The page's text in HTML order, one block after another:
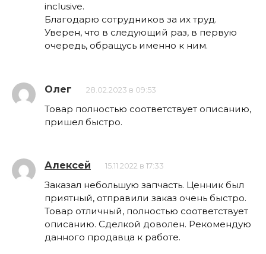
inclusive.
Благодарю сотрудников за их труд.
Уверен, что в следующий раз, в первую
очередь, обращусь именно к ним.
Олег 28.02.2023 в 09:53
Товар полностью соответствует описанию,
пришел быстро.
Алексей 15.11.2022 в 17:33
Заказал небольшую запчасть. Ценник был
приятный, отправили заказ очень быстро.
Товар отличный, полностью соответствует
описанию. Сделкой доволен. Рекомендую
данного продавца к работе.